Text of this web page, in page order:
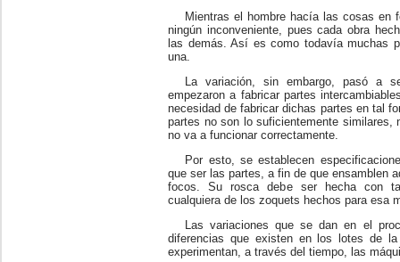
Mientras el hombre hacía las cosas en
ningún inconveniente, pues cada obra
las demás. Así es como todavía muchas
una.
La variación, sin embargo, pasó a
empezaron a fabricar partes
necesidad de fabricar dichas partes en tal
partes no son lo suficientemente similares,
no va a funcionar correctamente.
Por esto, se establecen
que ser las partes, a fin de que ensamblen
focos. Su rosca debe ser hecha con
cualquiera de los zoquets hechos para esa
Las variaciones que se dan en el
diferencias que existen en los lotes de
experimentan, a través del tiempo, las